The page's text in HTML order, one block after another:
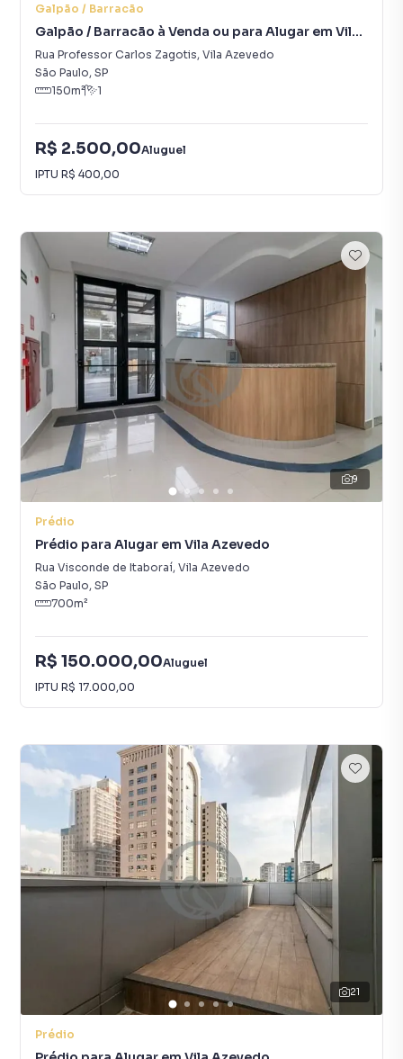
Galpão / Barracão
Galpão / Barracão à Venda ou para Alugar em Vila
Azevedo
Rua Professor Carlos Zagotis, Vila Azevedo
São Paulo, SP
150m² 1
R$ 2.500,00Aluguel
IPTU R$ 400,00
9
Prédio
Prédio para Alugar em Vila Azevedo
Rua Visconde de Itaboraí, Vila Azevedo
São Paulo, SP
700m²
R$ 150.000,00Aluguel
IPTU R$ 17.000,00
21
Prédio